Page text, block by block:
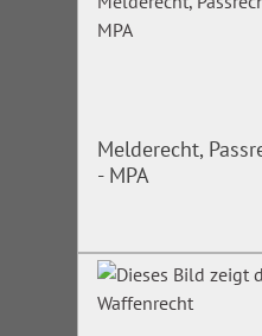
Melderecht,
- MPA